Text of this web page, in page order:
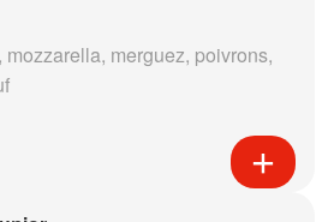
merguez, poivrons,